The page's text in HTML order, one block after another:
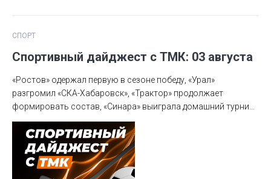
СПОРТ
Спортивный дайджест с ТМК: 03 августа
«Ростов» одержал первую в сезоне победу, «Урал»
разгромил «СКА-Хабаровск», «Трактор» продолжает
формировать состав, «Синара» выиграла домашний турнир,
«СКА-Уральский Трубник» завершил тренировочные сборы.
Подробности в нашем традиционном обзоре.